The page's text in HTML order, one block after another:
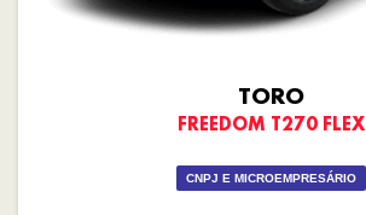
TORO
FREEDOM T270 FLEX
CNPJ E MICROEMPRESÁRIO